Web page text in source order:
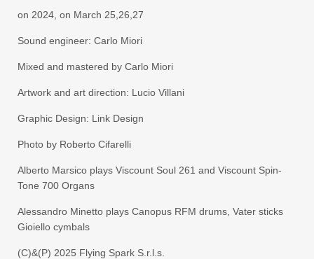
on 2024, on March 25,26,27
Sound engineer: Carlo Miori
Mixed and mastered by Carlo Miori
Artwork and art direction: Lucio Villani
Graphic Design: Link Design
Photo by Roberto Cifarelli
Alberto Marsico plays Viscount Soul 261 and Viscount Spin-
Tone 700 Organs
Alessandro Minetto plays Canopus RFM drums, Vater sticks
Gioiello cymbals
(C)&(P) 2025 Flying Spark S.r.l.s.